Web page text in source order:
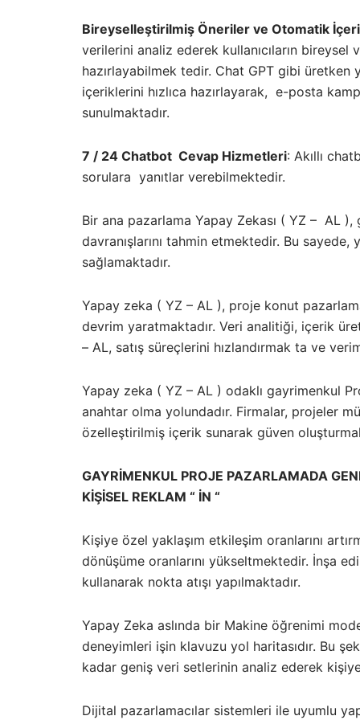
Bireyselleştirilmiş Öneriler ve Otomatik
verilerini analiz ederek kullanıcıların
hazırlayabilmek tedir. Chat GPT gibi
içeriklerini hızlıca hazırlayarak, e-posta
sunulmaktadır.
7 / 24 Chatbot Cevap Hizmetleri: Akıllı
sorulara yanıtlar verebilmektedir.
Bir ana pazarlama Yapay Zekası ( YZ – AL
davranışlarını tahmin etmektedir. Bu
sağlamaktadır.
Yapay zeka ( YZ – AL ), proje konut
devrim yaratmaktadır. Veri analitiği, içerik
– AL, satış süreçlerini hızlandırmak ta ve
Yapay zeka ( YZ – AL ) odaklı gayrimenkul
anahtar olma yolundadır. Firmalar, projeler
özelleştirilmiş içerik sunarak güven
GAYRİMENKUL PROJE PAZARLAMADA
KİŞİSEL REKLAM “ İN “
Kişiye özel yaklaşım etkileşim oranlarını
dönüşüme oranlarını yükseltmektedir. İnşa
kullanarak nokta atışı yapılmaktadır.
Yapay Zeka aslında bir Makine öğrenimi
deneyimleri işin klavuzu yol haritasıdır. Bu
kadar geniş veri setlerinin analiz ederek
Dijital pazarlamacılar sistemleri ile uyumlu